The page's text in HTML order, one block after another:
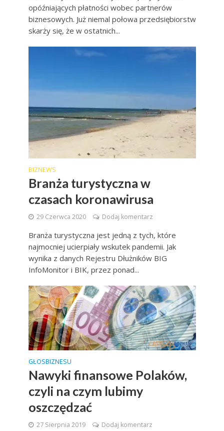
opóźniających płatności wobec partnerów
biznesowych. Już niemal połowa przedsiębiorstw
skarży się, że w ostatnich...
BIZNEWS
Branża turystyczna w
czasach koronawirusa
29 Czerwca 2020 Dodaj komentarz
Branża turystyczna jest jedną z tych, które
najmocniej ucierpiały wskutek pandemii. Jak
wynika z danych Rejestru Dłużników BIG
InfoMonitor i BIK, przez ponad...
GŁOSBIZNESU
Nawyki finansowe Polaków,
czyli na czym lubimy
oszczędzać
27 Sierpnia 2019 Dodaj komentarz